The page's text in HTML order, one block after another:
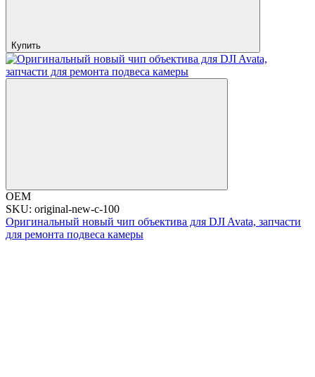
Купить
OEM
SKU: original-new-c-100
Оригинальный новый чип объектива для DJI Avata, запчасти
для ремонта подвеса камеры